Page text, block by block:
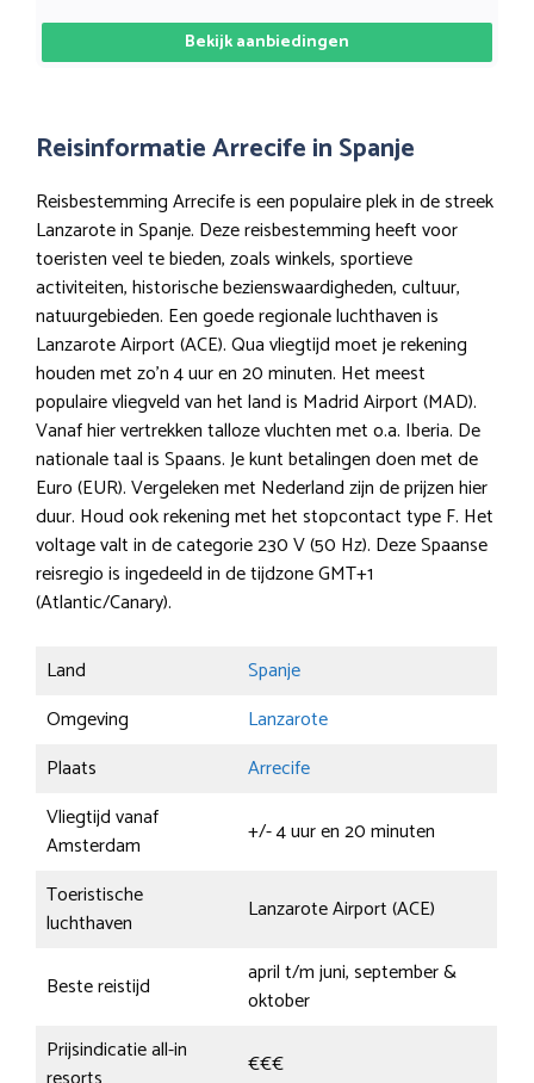
Bekijk aanbiedingen
Reisinformatie Arrecife in Spanje
Reisbestemming Arrecife is een populaire plek in de streek
Lanzarote in Spanje. Deze reisbestemming heeft voor
toeristen veel te bieden, zoals winkels, sportieve
activiteiten, historische bezienswaardigheden, cultuur,
natuurgebieden. Een goede regionale luchthaven is
Lanzarote Airport (ACE). Qua vliegtijd moet je rekening
houden met zo’n 4 uur en 20 minuten. Het meest
populaire vliegveld van het land is Madrid Airport (MAD).
Vanaf hier vertrekken talloze vluchten met o.a. Iberia. De
nationale taal is Spaans. Je kunt betalingen doen met de
Euro (EUR). Vergeleken met Nederland zijn de prijzen hier
duur. Houd ook rekening met het stopcontact type F. Het
voltage valt in de categorie 230 V (50 Hz). Deze Spaanse
reisregio is ingedeeld in de tijdzone GMT+1
(Atlantic/Canary).
Land
Spanje
Omgeving
Lanzarote
Plaats
Arrecife
Vliegtijd vanaf
Amsterdam
+/- 4 uur en 20 minuten
Toeristische
luchthaven
Lanzarote Airport (ACE)
Beste reistijd
april t/m juni, september &
oktober
Prijsindicatie all-in
€€€